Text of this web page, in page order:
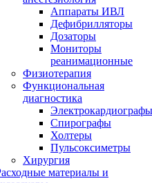
Аппараты ИВЛ
Дефибрилляторы
Дозаторы
Мониторы
реанимационные
Физиотерапия
Функциональная
диагностика
Электрокардиографы
Спирографы
Холтеры
Пульсоксиметры
Хирургия
материалы и